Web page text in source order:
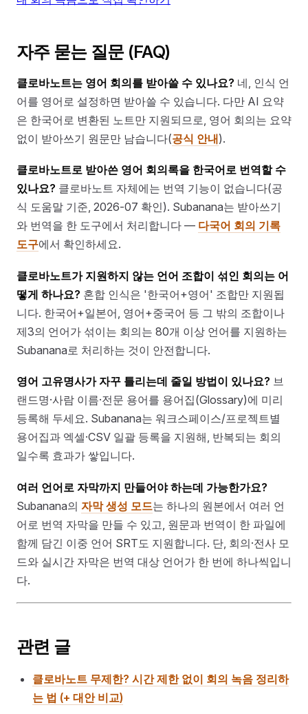
자주 묻는 질문 (FAQ)
클로바노트는 영어 회의를 받아쓸 수 있나요? 네, 인식 언
어를 영어로 설정하면 받아쓸 수 있습니다. 다만 AI 요약
은 한국어로 변환된 노트만 지원되므로, 영어 회의는 요약
없이 받아쓰기 원문만 남습니다(공식 안내).
클로바노트로 받아쓴 영어 회의록을 한국어로 번역할 수
있나요? 클로바노트 자체에는 번역 기능이 없습니다(공
식 도움말 기준, 2026-07 확인). Subanana는 받아쓰기
와 번역을 한 도구에서 처리합니다 — 다국어 회의 기록
도구에서 확인하세요.
클로바노트가 지원하지 않는 언어 조합이 섞인 회의는 어
떻게 하나요? 혼합 인식은 '한국어+영어' 조합만 지원됩
니다. 한국어+일본어, 영어+중국어 등 그 밖의 조합이나
제3의 언어가 섞이는 회의는 80개 이상 언어를 지원하는
Subanana로 처리하는 것이 안전합니다.
영어 고유명사가 자꾸 틀리는데 줄일 방법이 있나요? 브
랜드명·사람 이름·전문 용어를 용어집(Glossary)에 미리
등록해 두세요. Subanana는 워크스페이스/프로젝트별
용어집과 엑셀·CSV 일괄 등록을 지원해, 반복되는 회의
일수록 효과가 쌓입니다.
여러 언어로 자막까지 만들어야 하는데 가능한가요?
Subanana의 자막 생성 모드는 하나의 원본에서 여러 언
어로 번역 자막을 만들 수 있고, 원문과 번역이 한 파일에
함께 담긴 이중 언어 SRT도 지원합니다. 단, 회의·전사 모
드와 실시간 자막은 번역 대상 언어가 한 번에 하나씩입니
다.
관련 글
클로바노트 무제한? 시간 제한 없이 회의 녹음 정리하
는 법 (+ 대안 비교)